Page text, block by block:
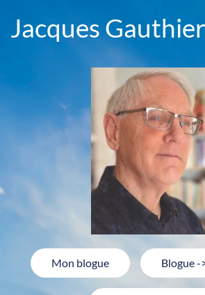
Jacques Gauthier
Mon blogue Blogue